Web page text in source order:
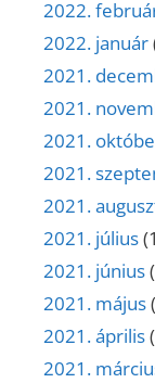
2022.
2022. január
2021.
2021.
2021.
2021.
2021.
2021. július
2021. június
2021. május
2021. április
2021.